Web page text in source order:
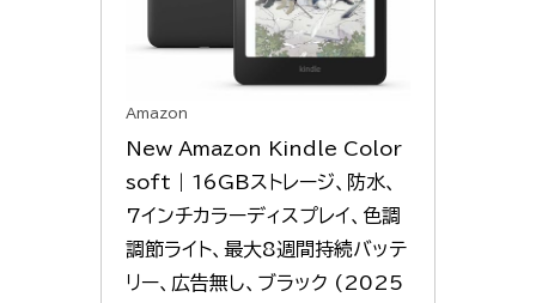
Amazon
New Amazon Kindle Color
soft | 16GBストレージ、防水、
7インチカラーディスプレイ、色調
調節ライト、最大8週間持続バッテ
リー、広告無し、ブラック (2025